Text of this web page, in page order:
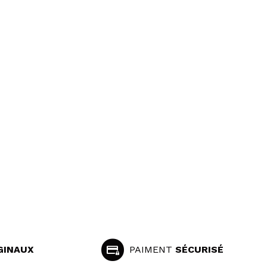
PAIMENT SÉCURISÉ